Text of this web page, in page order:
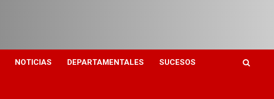
NOTICIAS DEPARTAMENTALES SUCESOS